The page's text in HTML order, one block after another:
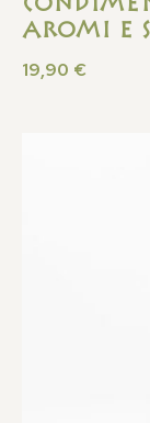
Aromi e
19,90 €